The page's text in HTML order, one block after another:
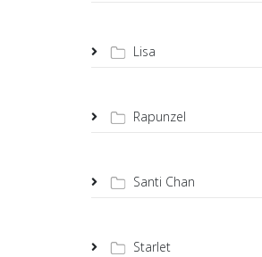
Lisa
Rapunzel
Santi Chan
Starlet